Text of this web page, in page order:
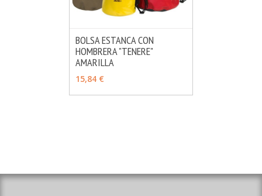
VER OPCIONES
BOLSA ESTANCA CON
HOMBRERA "TENERE"
AMARILLA
15,84 €